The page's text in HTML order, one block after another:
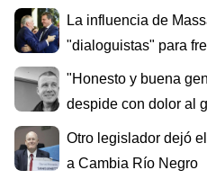
La influencia de
"dialoguistas" para
"Honesto y buena
despide con dolor al
Otro legislador dejó
a Cambia Río Negro